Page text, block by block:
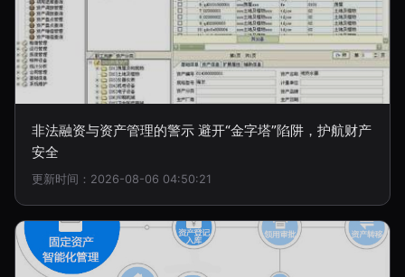
非法融资与资产管理的警示 避开“金字塔”陷阱，护航财产
安全
更新时间：2026-08-06 04:50:21